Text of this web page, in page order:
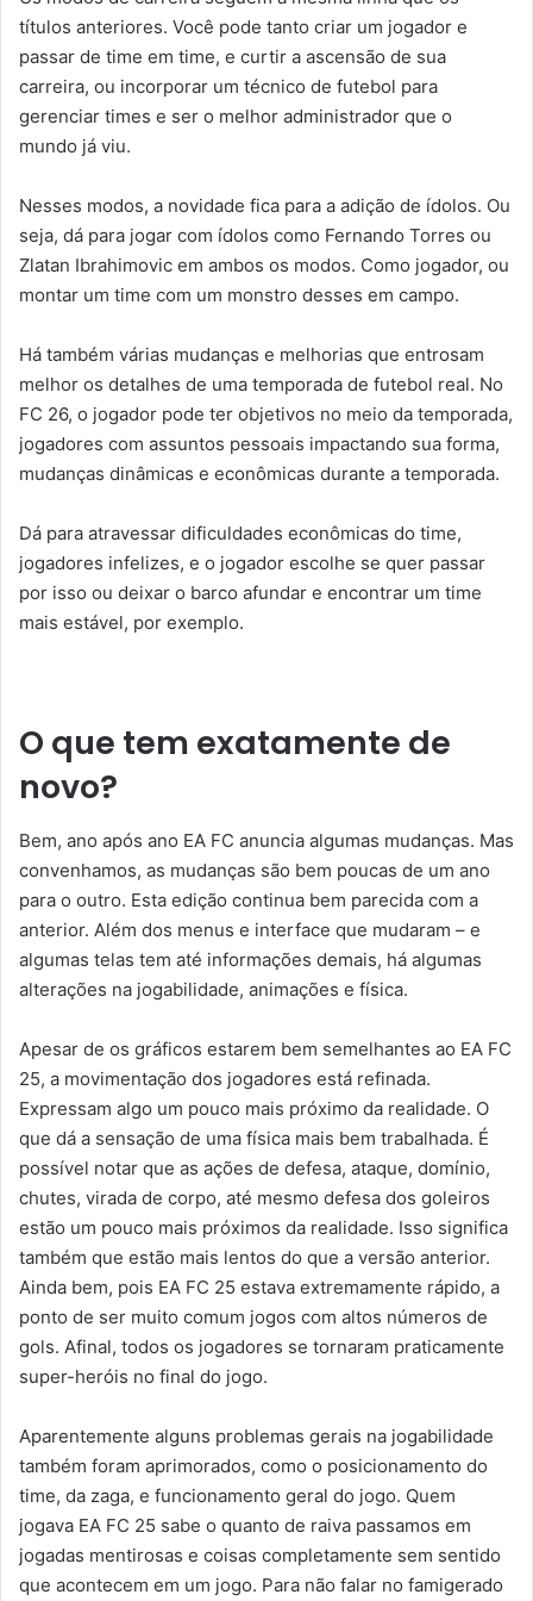
títulos anteriores. Você pode tanto criar um jogador e
passar de time em time, e curtir a ascensão de sua
carreira, ou incorporar um técnico de futebol para
gerenciar times e ser o melhor administrador que o
mundo já viu.
Nesses modos, a novidade fica para a adição de ídolos. Ou
seja, dá para jogar com ídolos como Fernando Torres ou
Zlatan Ibrahimovic em ambos os modos. Como jogador, ou
montar um time com um monstro desses em campo.
Há também várias mudanças e melhorias que entrosam
melhor os detalhes de uma temporada de futebol real. No
FC 26, o jogador pode ter objetivos no meio da temporada,
jogadores com assuntos pessoais impactando sua forma,
mudanças dinâmicas e econômicas durante a temporada.
Dá para atravessar dificuldades econômicas do time,
jogadores infelizes, e o jogador escolhe se quer passar
por isso ou deixar o barco afundar e encontrar um time
mais estável, por exemplo.
O que tem exatamente de
novo?
Bem, ano após ano EA FC anuncia algumas mudanças. Mas
convenhamos, as mudanças são bem poucas de um ano
para o outro. Esta edição continua bem parecida com a
anterior. Além dos menus e interface que mudaram – e
algumas telas tem até informações demais, há algumas
alterações na jogabilidade, animações e física.
Apesar de os gráficos estarem bem semelhantes ao EA FC
25, a movimentação dos jogadores está refinada.
Expressam algo um pouco mais próximo da realidade. O
que dá a sensação de uma física mais bem trabalhada. É
possível notar que as ações de defesa, ataque, domínio,
chutes, virada de corpo, até mesmo defesa dos goleiros
estão um pouco mais próximos da realidade. Isso significa
também que estão mais lentos do que a versão anterior.
Ainda bem, pois EA FC 25 estava extremamente rápido, a
ponto de ser muito comum jogos com altos números de
gols. Afinal, todos os jogadores se tornaram praticamente
super-heróis no final do jogo.
Aparentemente alguns problemas gerais na jogabilidade
também foram aprimorados, como o posicionamento do
time, da zaga, e funcionamento geral do jogo. Quem
jogava EA FC 25 sabe o quanto de raiva passamos em
jogadas mentirosas e coisas completamente sem sentido
que acontecem em um jogo. Para não falar no famigerado